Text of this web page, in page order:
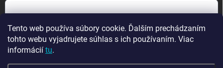
Tento web používa súbory cookie. Ďalším prechádzaním
tohto webu vyjadrujete súhlas s ich používaním. Viac
informácií tu.
Vložením e-mailu súhlasíte spodmienkami ochrany osobných
údajov
Prihlásiť sa